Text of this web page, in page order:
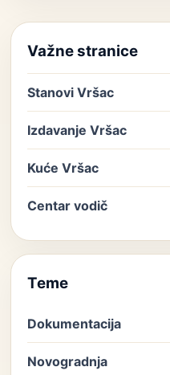
Važne stranice
Stanovi Vršac
Izdavanje Vršac
Kuće Vršac
Centar vodič
Teme
Dokumentacija
Novogradnja